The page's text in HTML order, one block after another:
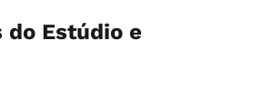
Estúdio e